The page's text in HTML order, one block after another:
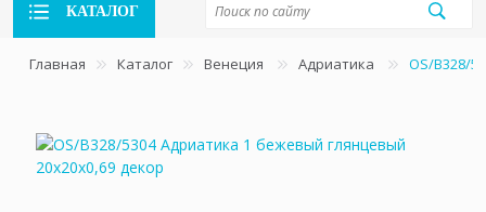
КАТАЛОГ
Главная Каталог Венеция Адриатика OS/B328/